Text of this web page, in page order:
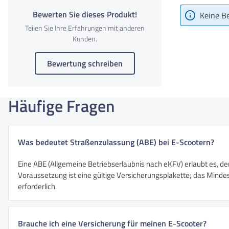
Bewerten Sie dieses Produkt!
Teilen Sie Ihre Erfahrungen mit anderen
Kunden.
Bewertung schreiben
Keine
Häufige Fragen
Was bedeutet Straßenzulassung (ABE) bei E-Scootern?
Eine ABE (Allgemeine Betriebserlaubnis nach eKFV) erlaubt es,
Voraussetzung ist eine gültige Versicherungsplakette; das
erforderlich.
Brauche ich eine Versicherung für meinen E-Scooter?